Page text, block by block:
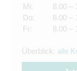
Mi:
Do:
Fr:
8.00 –
8.00 –
8.00 –
Überblick: alle